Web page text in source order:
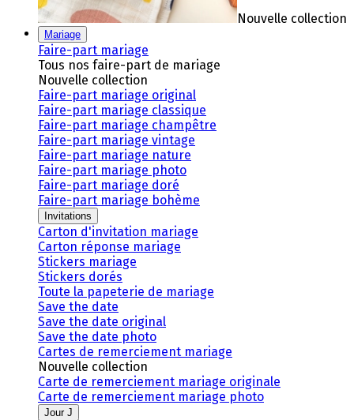
Nouvelle collection
Mariage
Faire-part mariage
Tous nos faire-part de mariage
Nouvelle collection
Faire-part mariage original
Faire-part mariage classique
Faire-part mariage champêtre
Faire-part mariage vintage
Faire-part mariage nature
Faire-part mariage photo
Faire-part mariage doré
Faire-part mariage bohème
Invitations
Carton d'invitation mariage
Carton réponse mariage
Stickers mariage
Stickers dorés
Toute la papeterie de mariage
Save the date
Save the date original
Save the date photo
Cartes de remerciement mariage
Nouvelle collection
Carte de remerciement mariage originale
Carte de remerciement mariage photo
Jour J